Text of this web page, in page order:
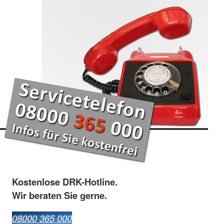
Kostenlose DRK-Hotline.
Wir beraten Sie gerne.
08000 365 000